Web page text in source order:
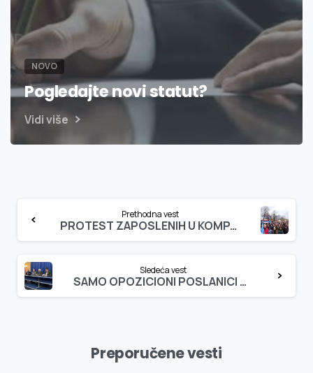
NOVO
Pogledajte novi statut?
Vidi više
Reading
Prethodna vest
PROTEST ZAPOSLENIH U KOMPANIJI ZIĐIN KUPER
Sledeća vest
SAMO OPOZICIONI POSLANICI SE ODAZVALI POZIVU ORUŽARA
Preporučene vesti